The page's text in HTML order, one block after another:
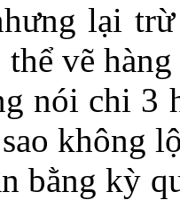
lại
vẽ
nói chi 3
không
bằng kỳ